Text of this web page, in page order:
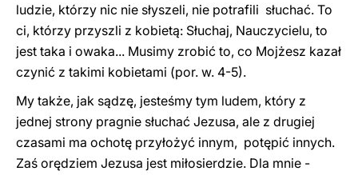
ludzie, którzy nic nie słyszeli, nie potrafili słuchać. To
ci, którzy przyszli z kobietą: Słuchaj, Nauczycielu, to
jest taka i owaka... Musimy zrobić to, co Mojżesz kazał
czynić z takimi kobietami (por. w. 4-5).
My także, jak sądzę, jesteśmy tym ludem, który z
jednej strony pragnie słuchać Jezusa, ale z drugiej
czasami ma ochotę przyłożyć innym, potępić innych.
Zaś orędziem Jezusa jest miłosierdzie. Dla mnie -